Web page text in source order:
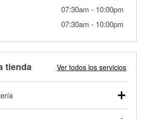
07:30am - 10:00pm
07:30am - 10:00pm
tienda Ver todos los servicios